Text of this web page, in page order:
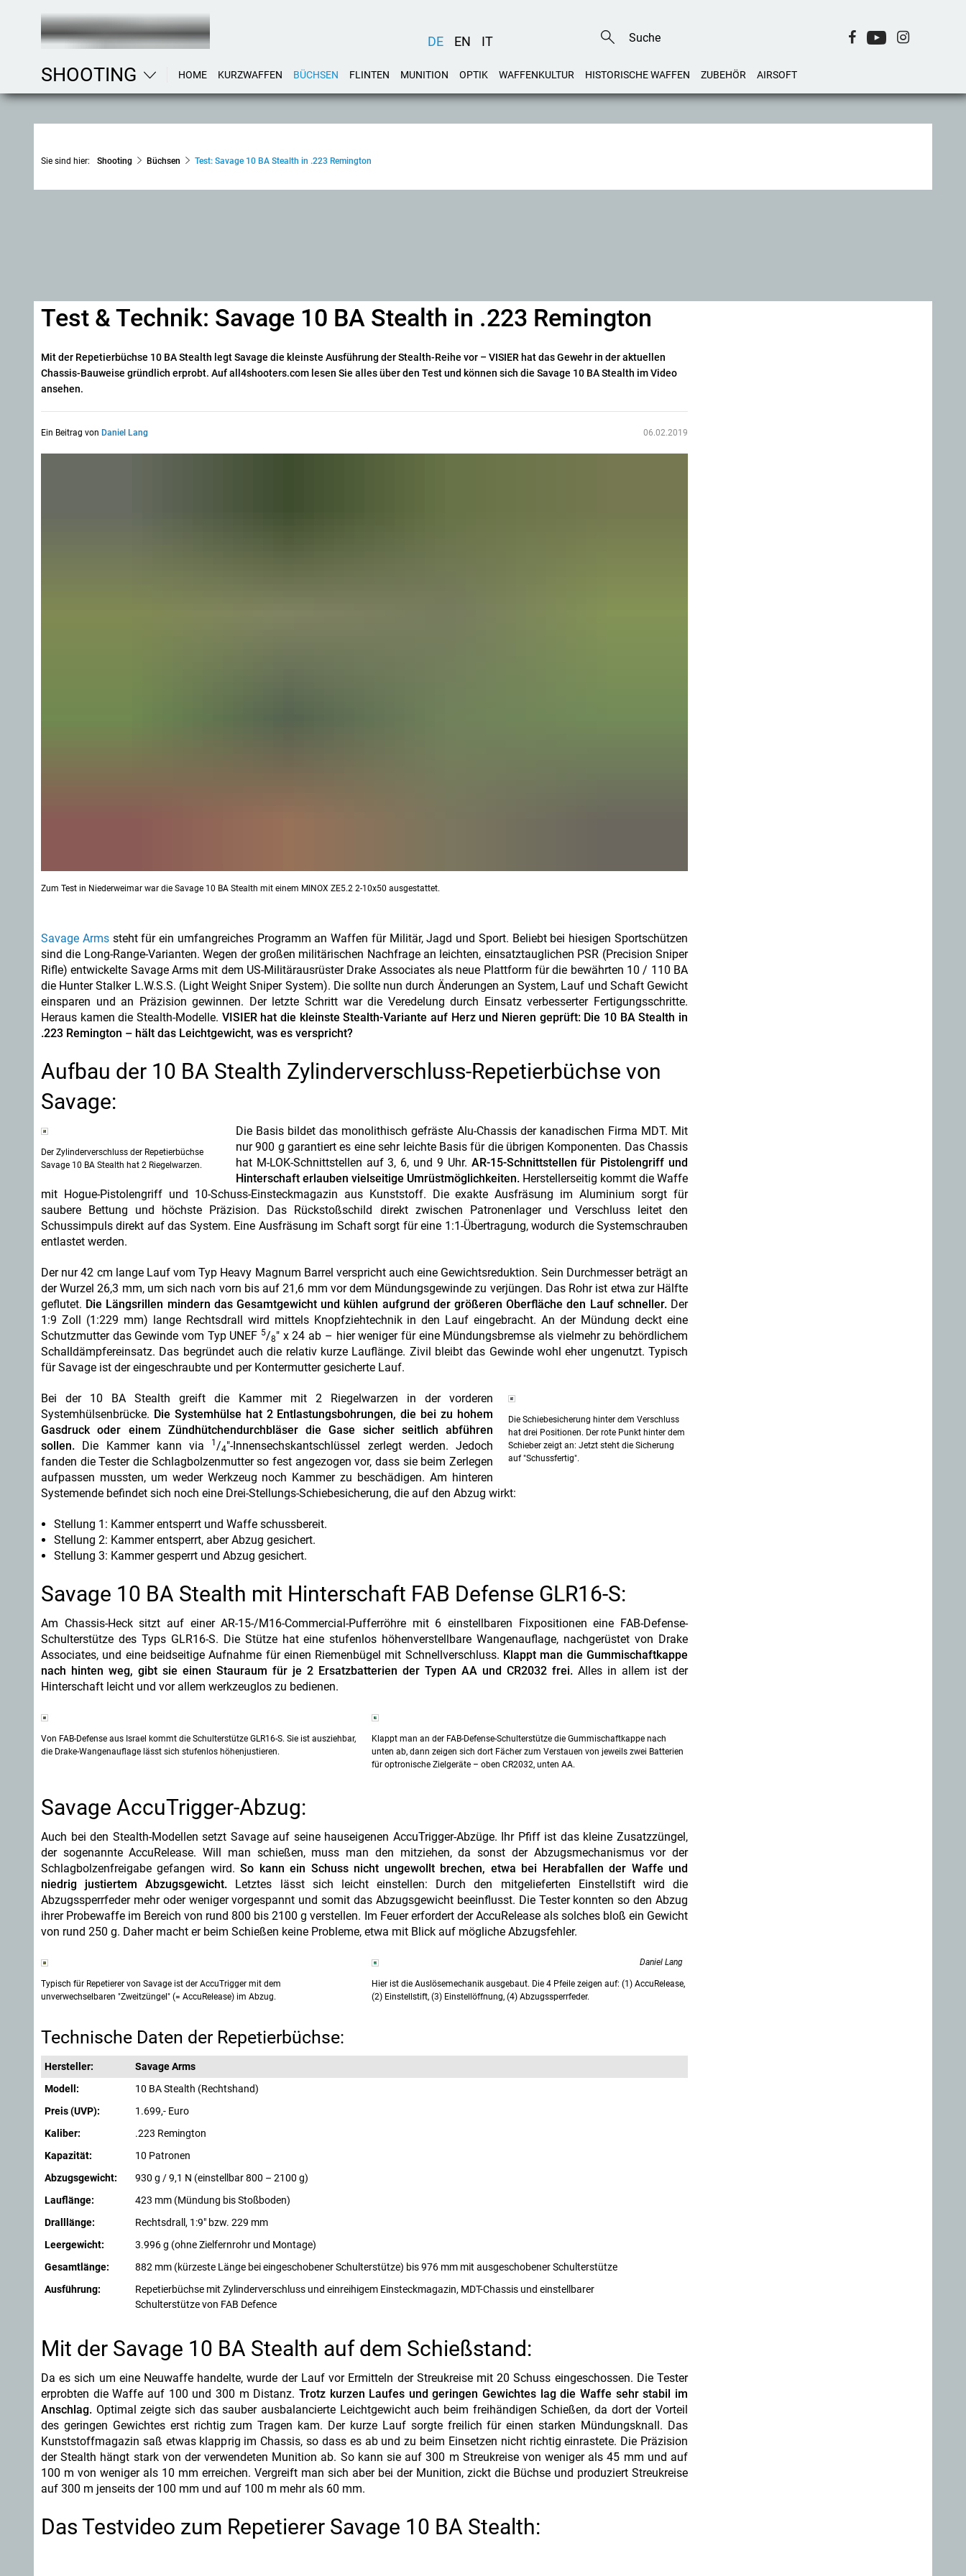
DE EN IT
SHOOTING HOME KURZWAFFEN BÜCHSEN FLINTEN MUNITION OPTIK WAFFENKULTUR HISTORISCHE WAFFEN ZUBEHÖR AIRSOFT
Sie sind hier: Shooting Büchsen Test: Savage 10 BA Stealth in .223 Remington
Test & Technik: Savage 10 BA Stealth in .223 Remington
Mit der Repetierbüchse 10 BA Stealth legt Savage die kleinste Ausführung der Stealth-Reihe vor – VISIER hat das Gewehr in der aktuellen
Chassis-Bauweise gründlich erprobt. Auf all4shooters.com lesen Sie alles über den Test und können sich die Savage 10 BA Stealth im Video
ansehen.
Ein Beitrag von Daniel Lang 06.02.2019
Zum Test in Niederweimar war die Savage 10 BA Stealth mit einem MINOX ZE5.2 2-10x50 ausgestattet.
Savage Armssteht für ein umfangreiches Programm an Waffen für Militär, Jagd und Sport. Beliebt bei hiesigen Sportschützen
sind die Long-Range-Varianten. Wegen der großen militärischen Nachfrage an leichten, einsatztauglichen PSR (Precision Sniper
Rifle) entwickelte Savage Arms mit dem US-Militärausrüster Drake Associates als neue Plattform für die bewährten 10 / 110 BA
die Hunter Stalker L.W.S.S. (Light Weight Sniper System). Die sollte nun durch Änderungen an System, Lauf und Schaft Gewicht
einsparen und an Präzision gewinnen. Der letzte Schritt war die Veredelung durch Einsatz verbesserter Fertigungsschritte.
Heraus kamen die Stealth-Modelle. VISIER hat die kleinste Stealth-Variante auf Herz und Nieren geprüft: Die 10 BA Stealth in
.223 Remington – hält das Leichtgewicht, was es verspricht?
Aufbau der 10 BA Stealth Zylinderverschluss-Repetierbüchse von
Savage:
Der Zylinderverschluss der Repetierbüchse
Savage 10 BA Stealth hat 2 Riegelwarzen.
Die Basis bildet das monolithisch gefräste Alu-Chassis der kanadischen Firma MDT. Mit
nur 900 g garantiert es eine sehr leichte Basis für die übrigen Komponenten. Das Chassis
hat M-LOK-Schnittstellen auf 3, 6, und 9 Uhr. AR-15-Schnittstellen für Pistolengriff und
Hinterschaft erlauben vielseitige Umrüstmöglichkeiten. Herstellerseitig kommt die Waffe
mit Hogue-Pistolengriff und 10-Schuss-Einsteckmagazin aus Kunststoff. Die exakte Ausfräsung im Aluminium sorgt für
saubere Bettung und höchste Präzision. Das Rückstoßschild direkt zwischen Patronenlager und Verschluss leitet den
Schussimpuls direkt auf das System. Eine Ausfräsung im Schaft sorgt für eine 1:1-Übertragung, wodurch die Systemschrauben
entlastet werden.
Der nur 42 cm lange Lauf vom Typ Heavy Magnum Barrel verspricht auch eine Gewichtsreduktion. Sein Durchmesser beträgt an
der Wurzel 26,3 mm, um sich nach vorn bis auf 21,6 mm vor dem Mündungsgewinde zu verjüngen. Das Rohr ist etwa zur Hälfte
geflutet. Die Längsrillen mindern das Gesamtgewicht und kühlen aufgrund der größeren Oberfläche den Lauf schneller. Der
1:9 Zoll (1:229 mm) lange Rechtsdrall wird mittels Knopfziehtechnik in den Lauf eingebracht. An der Mündung deckt eine
Schutzmutter das Gewinde vom Typ UNEF 5/8" x 24 ab – hier weniger für eine Mündungsbremse als vielmehr zu behördlichem
Schalldämpfereinsatz. Das begründet auch die relativ kurze Lauflänge. Zivil bleibt das Gewinde wohl eher ungenutzt. Typisch
für Savage ist der eingeschraubte und per Kontermutter gesicherte Lauf.
Die Schiebesicherung hinter dem Verschluss
hat drei Positionen. Der rote Punkt hinter dem
Schieber zeigt an: Jetzt steht die Sicherung
auf "Schussfertig".
Bei der 10 BA Stealth greift die Kammer mit 2 Riegelwarzen in der vorderen
Systemhülsenbrücke. Die Systemhülse hat 2 Entlastungsbohrungen, die bei zu hohem
Gasdruck oder einem Zündhütchendurchbläser die Gase sicher seitlich abführen
sollen. Die Kammer kann via 1 /4"-Innensechskantschlüssel zerlegt werden. Jedoch
fanden die Tester die Schlagbolzenmutter so fest angezogen vor, dass sie beim Zerlegen
aufpassen mussten, um weder Werkzeug noch Kammer zu beschädigen. Am hinteren
Systemende befindet sich noch eine Drei-Stellungs-Schiebesicherung, die auf den Abzug wirkt:
Stellung 1: Kammer entsperrt und Waffe schussbereit.
Stellung 2: Kammer entsperrt, aber Abzug gesichert.
Stellung 3: Kammer gesperrt und Abzug gesichert.
Savage 10 BA Stealth mit Hinterschaft FAB Defense GLR16-S:
Am Chassis-Heck sitzt auf einer AR-15-/M16-Commercial-Pufferröhre mit 6 einstellbaren Fixpositionen eine FAB-Defense-
Schulterstütze des Typs GLR16-S. Die Stütze hat eine stufenlos höhenverstellbare Wangenauflage, nachgerüstet von Drake
Associates, und eine beidseitige Aufnahme für einen Riemenbügel mit Schnellverschluss. Klappt man die Gummischaftkappe
nach hinten weg, gibt sie einen Stauraum für je 2 Ersatzbatterien der Typen AA und CR2032 frei. Alles in allem ist der
Hinterschaft leicht und vor allem werkzeuglos zu bedienen.
Von FAB-Defense aus Israel kommt die Schulterstütze GLR16-S. Sie ist ausziehbar,
die Drake-Wangenauflage lässt sich stufenlos höhenjustieren.
Klappt man an der FAB-Defense-Schulterstütze die Gummischaftkappe nach
unten ab, dann zeigen sich dort Fächer zum Verstauen von jeweils zwei Batterien
für optronische Zielgeräte – oben CR2032, unten AA.
Savage AccuTrigger-Abzug:
Auch bei den Stealth-Modellen setzt Savage auf seine hauseigenen AccuTrigger-Abzüge. Ihr Pfiff ist das kleine Zusatzzüngel,
der sogenannte AccuRelease. Will man schießen, muss man den mitziehen, da sonst der Abzugsmechanismus vor der
Schlagbolzenfreigabe gefangen wird.So kann ein Schuss nicht ungewollt brechen, etwa bei Herabfallen der Waffe und
niedrig justiertem Abzugsgewicht. Letztes lässt sich leicht einstellen: Durch den mitgelieferten Einstellstift wird die
Abzugssperrfeder mehr oder weniger vorgespannt und somit das Abzugsgewicht beeinflusst. Die Tester konnten so den Abzug
ihrer Probewaffe im Bereich von rund 800 bis 2100 g verstellen. Im Feuer erfordert der AccuRelease als solches bloß ein Gewicht
von rund 250 g. Daher macht er beim Schießen keine Probleme, etwa mit Blick auf mögliche Abzugsfehler.
Typisch für Repetierer von Savage ist der AccuTrigger mit dem
unverwechselbaren "Zweitzüngel" (= AccuRelease) im Abzug.
Daniel Lang
Hier ist die Auslösemechanik ausgebaut. Die 4 Pfeile zeigen auf: (1) AccuRelease,
(2) Einstellstift, (3) Einstellöffnung, (4) Abzugssperrfeder.
Technische Daten der Repetierbüchse:
Hersteller:
Savage Arms
Modell:
10 BA Stealth (Rechtshand)
Preis (UVP):
1.699,- Euro
Kaliber:
.223 Remington
Kapazität:
10 Patronen
Abzugsgewicht:
930 g / 9,1 N (einstellbar 800 – 2100 g)
Lauflänge:
423 mm (Mündung bis Stoßboden)
Dralllänge:
Rechtsdrall, 1:9" bzw. 229 mm
Leergewicht:
3.996 g (ohne Zielfernrohr und Montage)
Gesamtlänge:
882 mm (kürzeste Länge bei eingeschobener Schulterstütze) bis 976 mm mit ausgeschobener Schulterstütze
Ausführung:
Repetierbüchse mit Zylinderverschluss und einreihigem Einsteckmagazin, MDT-Chassis und einstellbarer
Schulterstütze von FAB Defence
Mit der Savage 10 BA Stealth auf dem Schießstand:
Da es sich um eine Neuwaffe handelte, wurde der Lauf vor Ermitteln der Streukreise mit 20 Schuss eingeschossen. Die Tester
erprobten die Waffe auf 100 und 300 m Distanz. Trotz kurzen Laufes und geringen Gewichtes lag die Waffe sehr stabil im
Anschlag. Optimal zeigte sich das sauber ausbalancierte Leichtgewicht auch beim freihändigen Schießen, da dort der Vorteil
des geringen Gewichtes erst richtig zum Tragen kam. Der kurze Lauf sorgte freilich für einen starken Mündungsknall. Das
Kunststoffmagazin saß etwas klapprig im Chassis, so dass es ab und zu beim Einsetzen nicht richtig einrastete. Die Präzision
der Stealth hängt stark von der verwendeten Munition ab. So kann sie auf 300 m Streukreise von weniger als 45 mm und auf
100 m von weniger als 10 mm erreichen. Vergreift man sich aber bei der Munition, zickt die Büchse und produziert Streukreise
auf 300 m jenseits der 100 mm und auf 100 m mehr als 60 mm.
Das Testvideo zum Repetierer Savage 10 BA Stealth: